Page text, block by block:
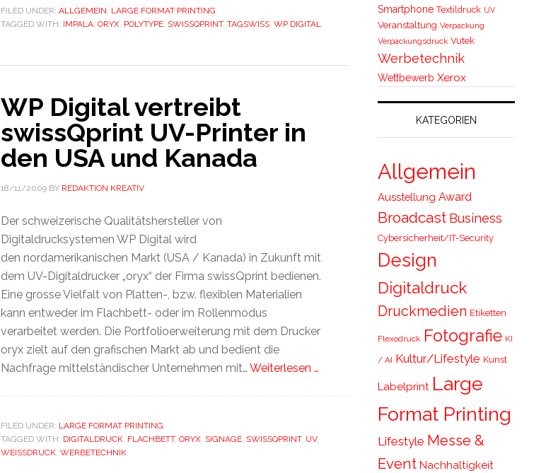
FILED UNDER: ALLGEMEIN, LARGE FORMAT PRINTING
TAGGED WITH: IMPALA, ORYX, POLYTYPE, SWISSQPRINT, TAGSWISS, WP DIGITAL
WP Digital vertreibt
swissQprint UV-Printer in
den USA und Kanada
18/11/2009BY REDAKTION KREATIV
Der schweizerische Qualitätshersteller von
Digitaldrucksystemen WP Digital wird
den nordamerikanischen Markt (USA / Kanada) in Zukunft mit
dem UV-Digitaldrucker „oryx“ der Firma swissQprint bedienen.
Eine grosse Vielfalt von Platten-, bzw. flexiblen Materialien
kann entweder im Flachbett- oder im Rollenmodus
verarbeitet werden. Die Portfolioerweiterung mit dem Drucker
oryx zielt auf den grafischen Markt ab und bedient die
Nachfrage mittelständischer Unternehmen mit… Weiterlesen …
FILED UNDER: LARGE FORMAT PRINTING
TAGGED WITH: DIGITALDRUCK, FLACHBETT, ORYX, SIGNAGE, SWISSQPRINT, UV,
WEISSDRUCK, WERBETECHNIK
Smartphone Textildruck UV
Veranstaltung Verpackung
Verpackungsdruck Vutek
Werbetechnik
Wettbewerb Xerox
KATEGORIEN
Allgemein
Ausstellung Award
Broadcast Business
Cybersicherheit/IT-Security
Design
Digitaldruck
Druckmedien Etiketten
Flexodruck Fotografie KI
/ AI Kultur/Lifestyle Kunst
Labelprint Large
Format Printing
Lifestyle Messe &
Event Nachhaltigkeit